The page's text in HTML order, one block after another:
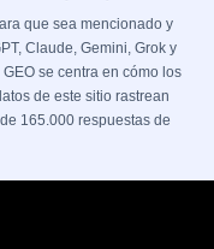
que sea mencionado y
Claude, Gemini, Grok y
se centra en cómo los
de este sitio rastrean
165.000 respuestas de